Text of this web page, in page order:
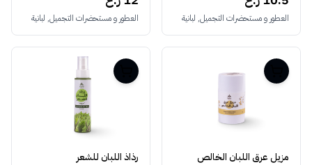
العطور و مستحضرات التجميل, لبانية العطور و مستحضرات التجميل, لبانية
مزيل عرق اللبان الخالص رذاذ اللبان للشعر